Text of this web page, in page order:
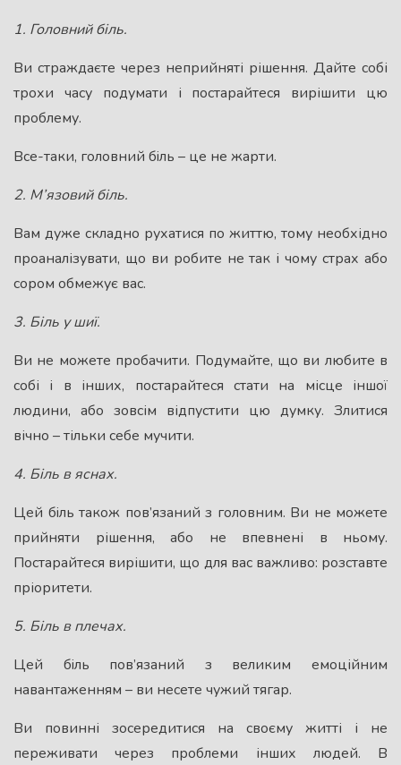
1. Головний бiль.
Ви страждаєте через неприйняті рішення. Дайте собі
трохи часу подумати і постарайтеся вирішити цю
проблему.
Все-таки, головний бiль – це не жарти.
2. М’язовий бiль.
Вам дуже складно рухатися по життю, тому необхідно
проаналізувати, що ви робите не так і чому страх або
сором обмежує вас.
3. Бiль у шиї.
Ви не можете пробачити. Подумайте, що ви любите в
собі і в інших, постарайтеся стати на місце іншої
людини, або зовсім відпустити цю думку. Злитися
вічно – тільки себе мучити.
4. Бiль в яснах.
Цей бiль також пов’язаний з головним. Ви не можете
прийняти рішення, або не впевнені в ньому.
Постарайтеся вирішити, що для вас важливо: розставте
пріоритети.
5. Бiль в плечах.
Цей бiль пов’язаний з великим емоційним
навантаженням – ви несете чужий тягар.
Ви повинні зосередитися на своєму житті і не
переживати через проблеми інших людей. В